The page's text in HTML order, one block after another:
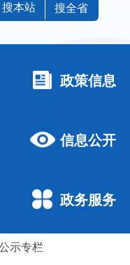
搜全省
政策信息
信息公开
政务服务
示专栏